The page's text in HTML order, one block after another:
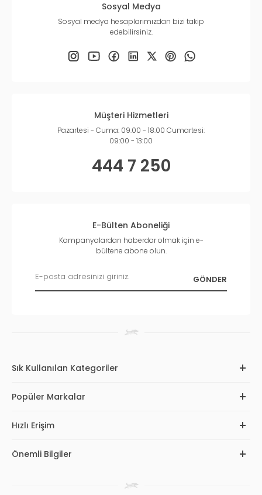
Sosyal Medya
Sosyal medya hesaplarımızdan bizi takip
edebilirsiniz.
Müşteri Hizmetleri
Pazartesi - Cuma: 09:00 - 18:00 Cumartesi:
09:00 - 13:00
444 7 250
E-Bülten Aboneliği
Kampanyalardan haberdar olmak için e-
bültene abone olun.
Sık Kullanılan Kategoriler
Popüler Markalar
Hızlı Erişim
Önemli Bilgiler